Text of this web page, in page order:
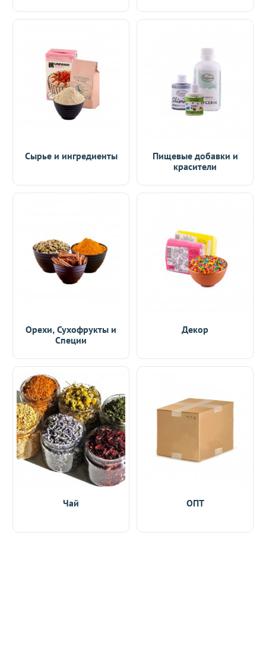
Сырье и ингредиенты
Пищевые добавки и
красители
Орехи, Сухофрукты и
Специи
Декор
Чай ОПТ